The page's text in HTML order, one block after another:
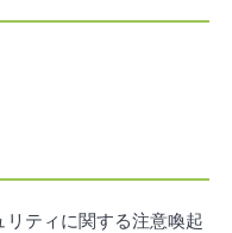
ティに関する注意喚起